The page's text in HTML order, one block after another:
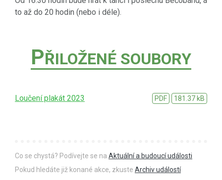
to až do 20 hodin (nebo i déle).
PŘILOŽENÉ SOUBORY
Loučení plakát 2023 PDF 181.37 kB
Co se chystá? Podívejte se na Aktuální a budoucí události
Pokud hledáte již konané akce, zkuste Archiv událostí